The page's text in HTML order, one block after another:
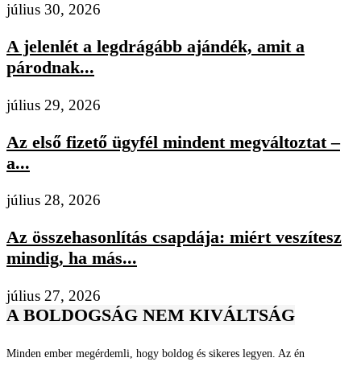
július 30, 2026
A jelenlét a legdrágább ajándék, amit a
párodnak...
július 29, 2026
Az első fizető ügyfél mindent megváltoztat –
a...
július 28, 2026
Az összehasonlítás csapdája: miért veszítesz
mindig, ha más...
július 27, 2026
A BOLDOGSÁG NEM KIVÁLTSÁG
Minden ember megérdemli, hogy boldog és sikeres legyen. Az én